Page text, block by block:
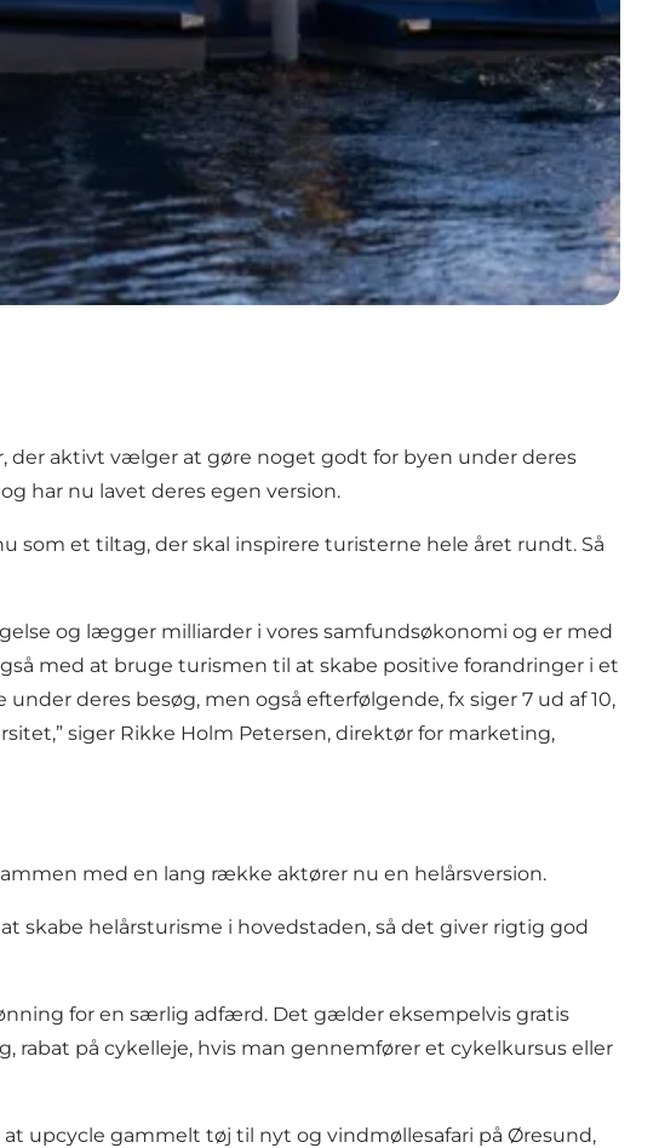
der aktivt vælger at gøre noget godt for byen under deres
har nu lavet deres egen version.
som et tiltag, der skal inspirere turisterne hele året rundt. Så
og lægger milliarder i vores samfundsøkonomi og er med
med at bruge turismen til at skabe positive forandringer i et
deres besøg, men også efterfølgende, fx siger 7 ud af 10,
siger Rikke Holm Petersen, direktør for marketing,
med en lang række aktører nu en helårsversion.
skabe helårsturisme i hovedstaden, så det giver rigtig god
for en særlig adfærd. Det gælder eksempelvis gratis
rabat på cykelleje, hvis man gennemfører et cykelkursus eller
upcycle gammelt tøj til nyt og vindmøllesafari på Øresund,